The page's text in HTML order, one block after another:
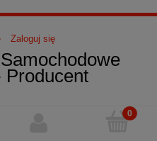
Zaloguj się
Producent